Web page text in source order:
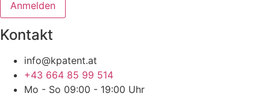
Kontakt
info@kpatent.at
+43 664 85 99 514
Mo - So 09:00 - 19:00 Uhr